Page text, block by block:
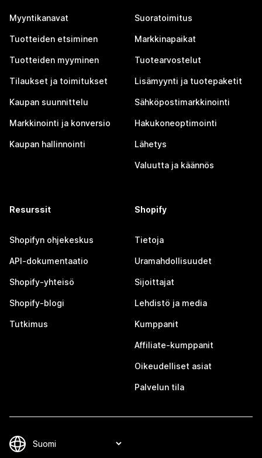
Myyntikanavat
Tuotteiden etsiminen
Tuotteiden myyminen
Tilaukset ja toimitukset
Kaupan suunnittelu
Markkinointi ja konversio
Kaupan hallinnointi
Suoratoimitus
Markkinapaikat
Tuotearvostelut
Lisämyynti ja tuotepaketit
Sähköpostimarkkinointi
Hakukoneoptimointi
Lähetys
Valuutta ja käännös
Resurssit
Shopifyn ohjekeskus
API-dokumentaatio
Shopify-yhteisö
Shopify-blogi
Tutkimus
Shopify
Tietoja
Uramahdollisuudet
Sijoittajat
Lehdistö ja media
Kumppanit
Affiliate-kumppanit
Oikeudelliset asiat
Palvelun tila